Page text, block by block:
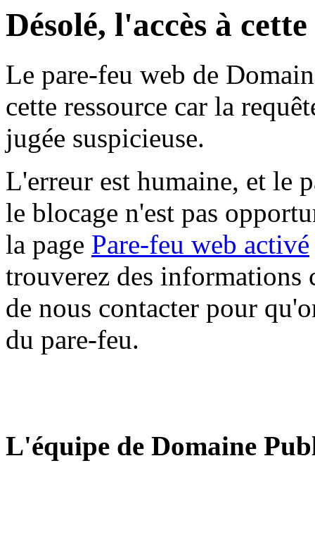
Désolé, l'accès à
Le pare-feu web de
cette ressource car la
jugée suspicieuse.
L'erreur est humaine, et le
le blocage n'est pas
la page Pare-feu web activé
trouverez des informations
de nous contacter pour
du pare-feu.
L'équipe de Domaine